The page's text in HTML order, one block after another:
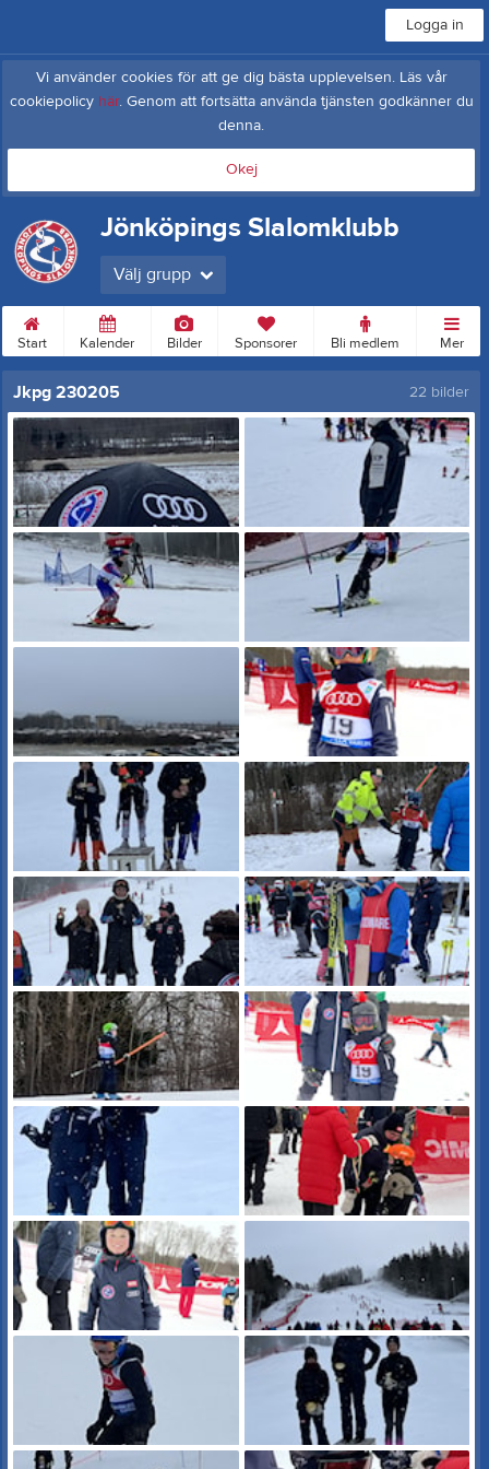
Logga in
Vi använder cookies för att ge dig bästa upplevelsen. Läs vår
cookiepolicy här. Genom att fortsätta använda tjänsten godkänner du
denna.
Okej
Jönköpings Slalomklubb
Välj grupp
Start Kalender Bilder Sponsorer Bli medlem Mer
Jkpg 230205 22 bilder